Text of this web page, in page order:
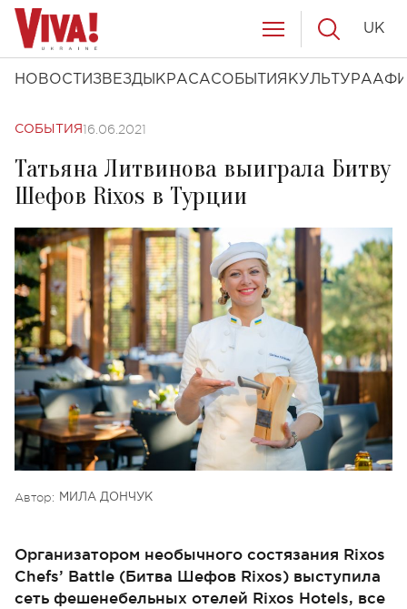
НОВОСТИ ЗВЕЗДЫ КРАСАСОБЫТИЯ КУЛЬТУРА
UK
СОБЫТИЯ 16.06.2021
Татьяна Литвинова выиграла Битву
Шефов Rixos в Турции
Автор: МИЛА ДОНЧУК
Организатором необычного состязания Rixos
Chefs’ Battle (Битва Шефов Rixos) выступила
сеть фешенебельных отелей Rixos Hotels, все